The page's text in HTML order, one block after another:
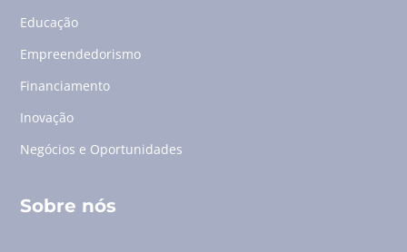
Educação
Empreendedorismo
Financiamento
Inovação
Negócios e Oportunidades
Sobre nós